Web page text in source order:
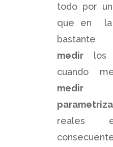
todo por
que en la
bastante
medir los
cuando
medir
reales